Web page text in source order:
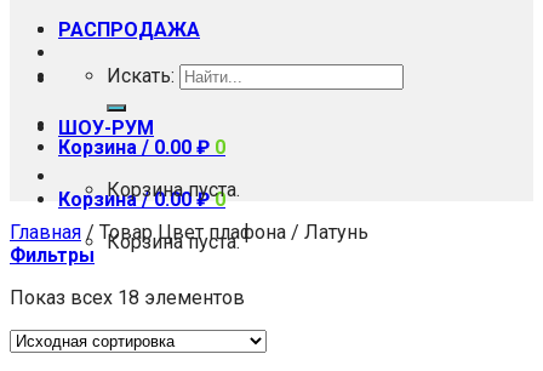
РАСПРОДАЖА
ШОУ-РУМ
Корзина /0.00₽ 0
Корзина пуста.
Искать:
Корзина / 0.00 ₽ 0
Корзина пуста.
Главная / Товар Цвет плафона / Латунь
Фильтры
Показ всех 18 элементов